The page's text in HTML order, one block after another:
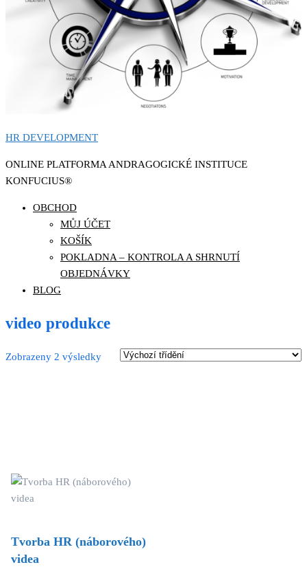
HR DEVELOPMENT
ONLINE PLATFORMA ANDRAGOGICKÉ INSTITUCE
KONFUCIUS®
OBCHOD
MŮJ ÚČET
KOŠÍK
POKLADNA – KONTROLA A SHRNUTÍ
OBJEDNÁVKY
BLOG
video produkce
Zobrazeny 2 výsledky
Tvorba HR (náborového)
videa